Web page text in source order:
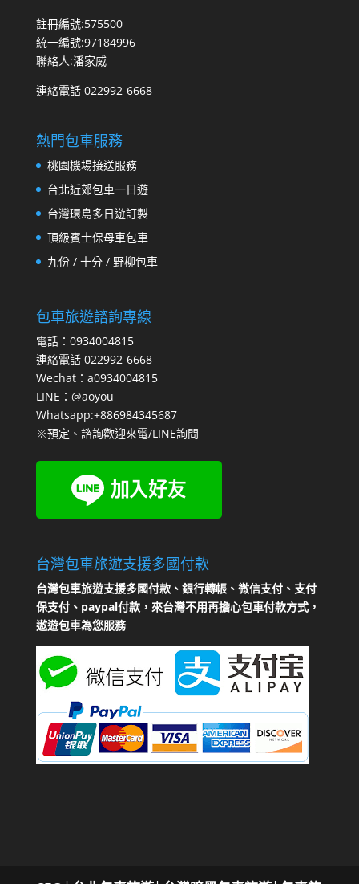
註冊編號:575500
統一編號:97184996
聯絡人:潘家威
連絡電話 022992-6668
熱門包車服務
桃園機場接送服務
台北近郊包車一日遊
台灣環島多日遊訂製
頂級賓士保母車包車
九份 / 十分 / 野柳包車
包車旅遊諮詢專線
電話：0934004815
連絡電話 022992-6668
Wechat：a0934004815
LINE：@aoyou
Whatsapp:+886984345687
※預定、諮詢歡迎來電/LINE詢問
台灣包車旅遊支援多國付款
台灣包車旅遊支援多國付款、銀行轉帳、微信支付、支付
保支付、paypal付款，來台灣不用再擔心包車付款方式，
遨遊包車為您服務